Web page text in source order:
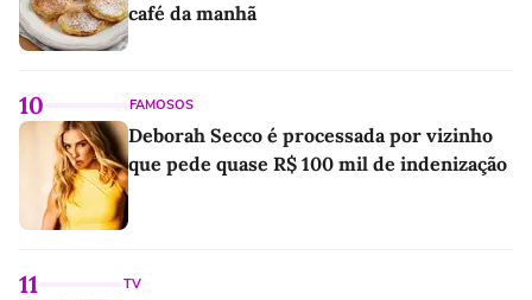
café da manhã
10 FAMOSOS
Deborah Secco é processada por vizinho
que pede quase R$ 100 mil de indenização
11 TV